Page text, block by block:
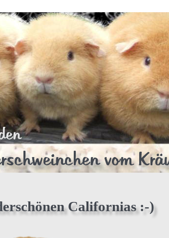
vom
Californias :-)